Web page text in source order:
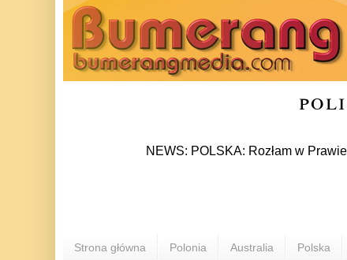
NEWS: POLSKA: Rozłam w Prawie i
Strona główna Polonia Australia Polska